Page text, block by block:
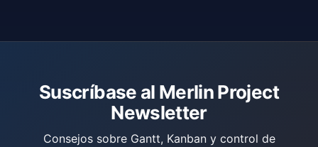
Suscríbase al Merlin Project
Newsletter
Consejos sobre Gantt, Kanban y control de